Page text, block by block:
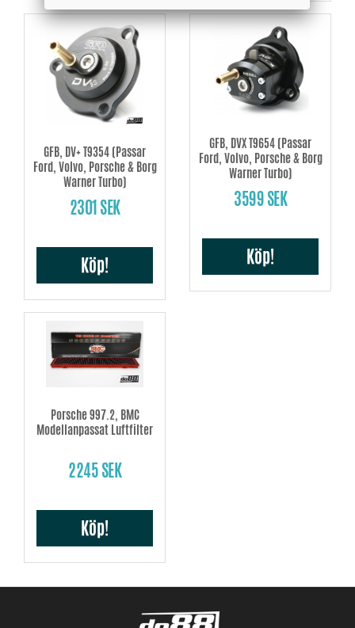
GFB, DV+ T9354 (Passar
Ford, Volvo, Porsche & Borg
Warner Turbo)
2301 SEK
Köp!
GFB, DVX T9654 (Passar
Ford, Volvo, Porsche & Borg
Warner Turbo)
3599 SEK
Köp!
Porsche 997.2, BMC
Modellanpassat Luftfilter
2245 SEK
Köp!